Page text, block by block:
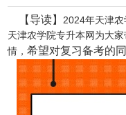
【导读】
2024年天津农
天津农学院专升本网为大
情， 希望对复习备考的